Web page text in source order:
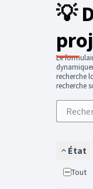
💡
Le
recherche
recherche
État
Tout